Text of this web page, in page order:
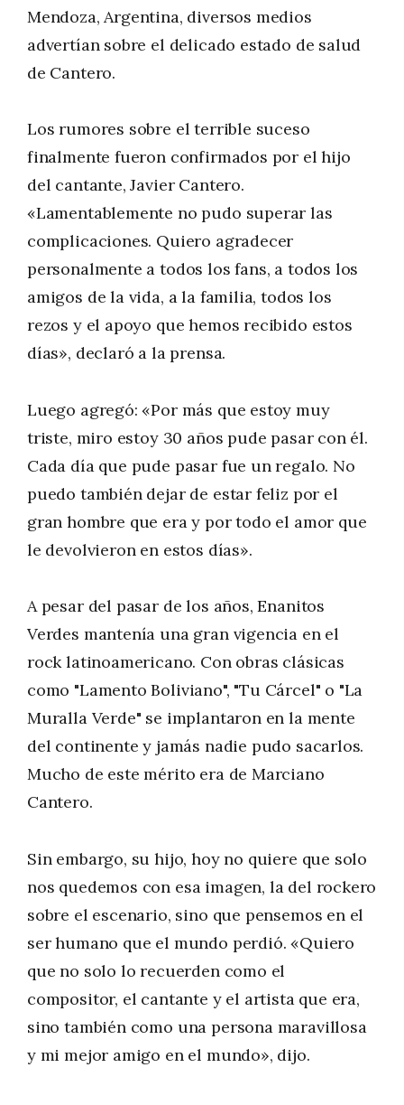
Mendoza, Argentina, diversos medios
advertían sobre el delicado estado de salud
de Cantero.
Los rumores sobre el terrible suceso
finalmente fueron confirmados por el hijo
del cantante, Javier Cantero.
«Lamentablemente no pudo superar las
complicaciones. Quiero agradecer
personalmente a todos los fans, a todos los
amigos de la vida, a la familia, todos los
rezos y el apoyo que hemos recibido estos
días», declaró a la prensa.
Luego agregó: «Por más que estoy muy
triste, miro estoy 30 años pude pasar con él.
Cada día que pude pasar fue un regalo. No
puedo también dejar de estar feliz por el
gran hombre que era y por todo el amor que
le devolvieron en estos días».
A pesar del pasar de los años, Enanitos
Verdes mantenía una gran vigencia en el
rock latinoamericano. Con obras clásicas
como "Lamento Boliviano", "Tu Cárcel" o "La
Muralla Verde" se implantaron en la mente
del continente y jamás nadie pudo sacarlos.
Mucho de este mérito era de Marciano
Cantero.
Sin embargo, su hijo, hoy no quiere que solo
nos quedemos con esa imagen, la del rockero
sobre el escenario, sino que pensemos en el
ser humano que el mundo perdió. «Quiero
que no solo lo recuerden como el
compositor, el cantante y el artista que era,
sino también como una persona maravillosa
y mi mejor amigo en el mundo», dijo.